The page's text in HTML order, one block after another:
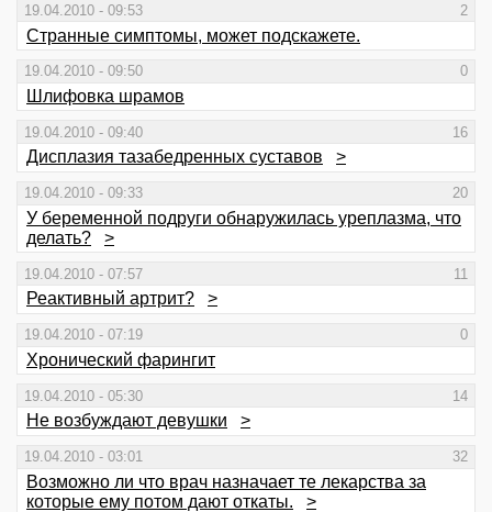
19.04.2010 - 09:53 2
Странные симптомы, может подскажете.
19.04.2010 - 09:50 0
Шлифовка шрамов
19.04.2010 - 09:40 16
Дисплазия тазабедренных суставов >
19.04.2010 - 09:33 20
У беременной подруги обнаружилась уреплазма, что
делать?
>
19.04.2010 - 07:57 11
Реактивный артрит? >
19.04.2010 - 07:19 0
Хронический фарингит
19.04.2010 - 05:30 14
Не возбуждают девушки >
19.04.2010 - 03:01 32
Возможно ли что врач назначает те лекарства за
которые ему потом дают откаты.
>